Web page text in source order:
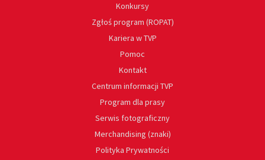
Konkursy
Zgłoś program (ROPAT)
Kariera w TVP
Pomoc
Kontakt
Centrum informacji TVP
Program dla prasy
Serwis fotograficzny
Merchandising (znaki)
Polityka Prywatności